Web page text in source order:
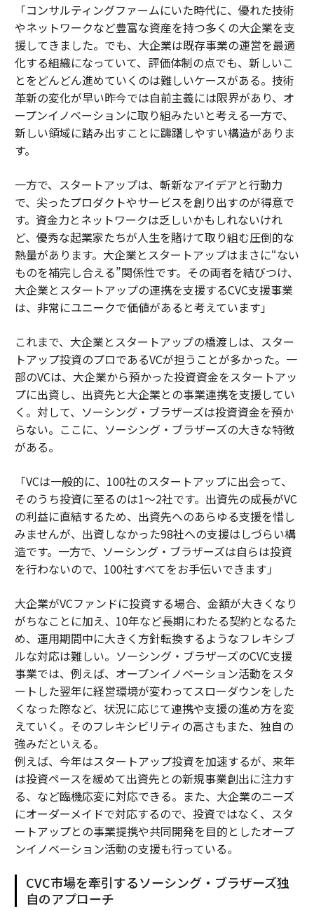
「コンサルティングファームにいた時代に、優れた技術
やネットワークなど豊富な資産を持つ多くの大企業を支
援してきました。でも、大企業は既存事業の運営を最適
化する組織になっていて、評価体制の点でも、新しいこ
とをどんどん進めていくのは難しいケースがある。技術
革新の変化が早い昨今では自前主義には限界があり、オ
ープンイノベーションに取り組みたいと考える一方で、
新しい領域に踏み出すことに躊躇しやすい構造がありま
す。
一方で、スタートアップは、斬新なアイデアと行動力
で、尖ったプロダクトやサービスを創り出すのが得意で
す。資金力とネットワークは乏しいかもしれないけれ
ど、優秀な起業家たちが人生を賭けて取り組む圧倒的な
熱量があります。大企業とスタートアップはまさに“ない
ものを補完し合える”関係性です。その両者を結びつけ、
大企業とスタートアップの連携を支援するCVC支援事業
は、非常にユニークで価値があると考えています」
これまで、大企業とスタートアップの橋渡しは、スター
トアップ投資のプロであるVCが担うことが多かった。一
部のVCは、大企業から預かった投資資金をスタートアッ
プに出資し、出資先と大企業との事業連携を支援してい
く。対して、ソーシング・ブラザーズは投資資金を預か
らない。ここに、ソーシング・ブラザーズの大きな特徴
がある。
「VCは一般的に、100社のスタートアップに出会って、
そのうち投資に至るのは1～2社です。出資先の成長がVC
の利益に直結するため、出資先へのあらゆる支援を惜し
みませんが、出資しなかった98社への支援はしづらい構
造です。一方で、ソーシング・ブラザーズは自らは投資
を行わないので、100社すべてをお手伝いできます」
大企業がVCファンドに投資する場合、金額が大きくなり
がちなことに加え、10年など長期にわたる契約となるた
め、運用期間中に大きく方針転換するようなフレキシブ
ルな対応は難しい。ソーシング・ブラザーズのCVC支援
事業では、例えば、オープンイノベーション活動をスタ
ートした翌年に経営環境が変わってスローダウンをした
くなった際など、状況に応じて連携や支援の進め方を変
えていく。そのフレキシビリティの高さもまた、独自の
強みだといえる。
例えば、今年はスタートアップ投資を加速するが、来年
は投資ペースを緩めて出資先との新規事業創出に注力す
る、など臨機応変に対応できる。また、大企業のニーズ
にオーダーメイドで対応するので、投資ではなく、スタ
ートアップとの事業提携や共同開発を目的としたオープ
ンイノベーション活動の支援も行っている。
CVC市場を牽引するソーシング・ブラザーズ独
自のアプローチ